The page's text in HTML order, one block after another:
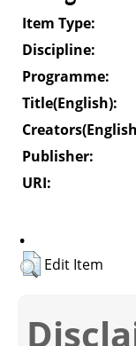
Item Type:
Discipline:
Programme:
Title(English):
Publisher:
URI:
.
Edit Item